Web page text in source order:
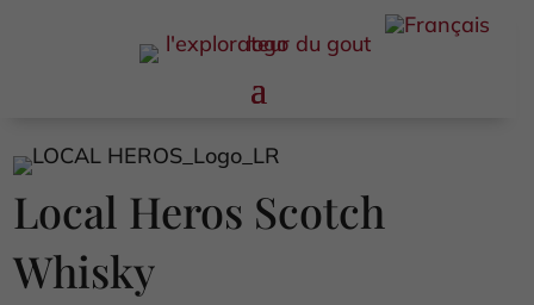
Local Heros Scotch
Whisky